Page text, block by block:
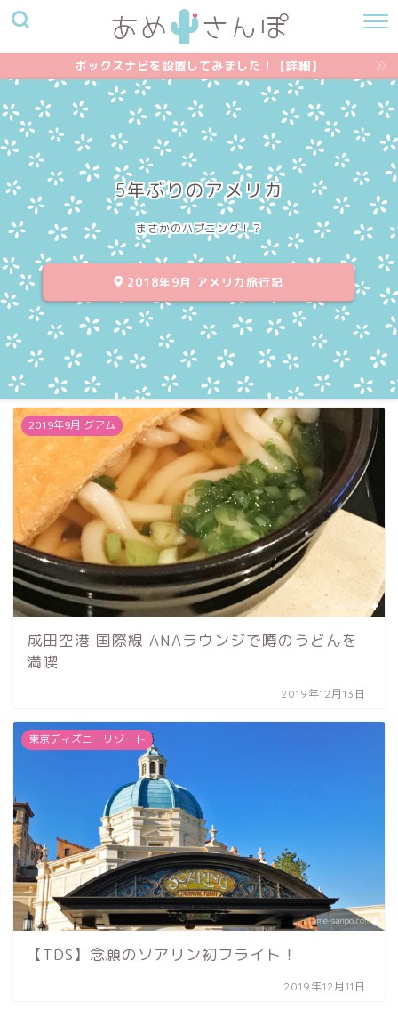
ボックスナビを設置してみました！【詳細】
5年ぶりのアメリカ
まさかのハプニング！？
2018年9月 アメリカ旅行記
2019年9月 グアム
成田空港 国際線 ANAラウンジで噂のうどんを
満喫
2019年12月13日
東京ディズニーリゾート
【TDS】念願のソアリン初フライト！
2019年12月11日